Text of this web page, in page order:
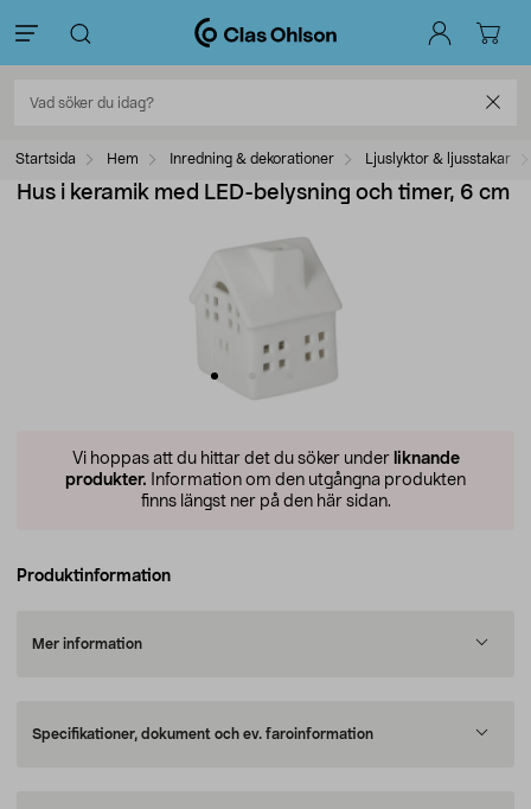
Startsida Hem Inredning & dekorationer Ljuslyktor & ljusstakar
Hus i keramik med LED-belysning och timer, 6 cm
Vi hoppas att du hittar det du söker under liknande
produkter. Information om den utgångna produkten
finns längst ner på den här sidan.
Produktinformation
Mer information
Specifikationer, dokument och ev. faroinformation